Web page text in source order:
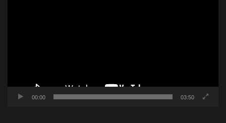
00:00 03:50